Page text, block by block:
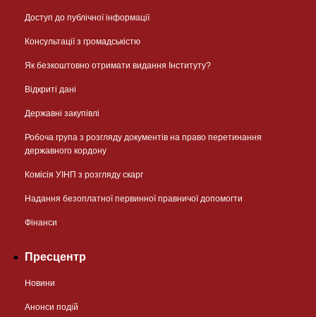
Доступ до публічної інформації
Консультації з громадськістю
Як безкоштовно отримати видання Інституту?
Відкриті дані
Державні закупівлі
Робоча група з розгляду документів на право перетинання
державного кордону
Комісія УІНП з розгляду скарг
Надання безоплатної первинної правничої допомогти
Фінанси
Пресцентр
Новини
Анонси подій